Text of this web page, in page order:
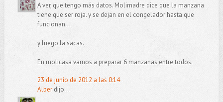
A ver, que tengo más datos. Molimadre dice que la manzana
tiene que ser roja. y se dejan en el congelador hasta que
funcionan...
y luego la sacas.
En molicasa vamos a preparar 6 manzanas entre todos.
23 de junio de 2012 a las 0:14
Alberdijo...